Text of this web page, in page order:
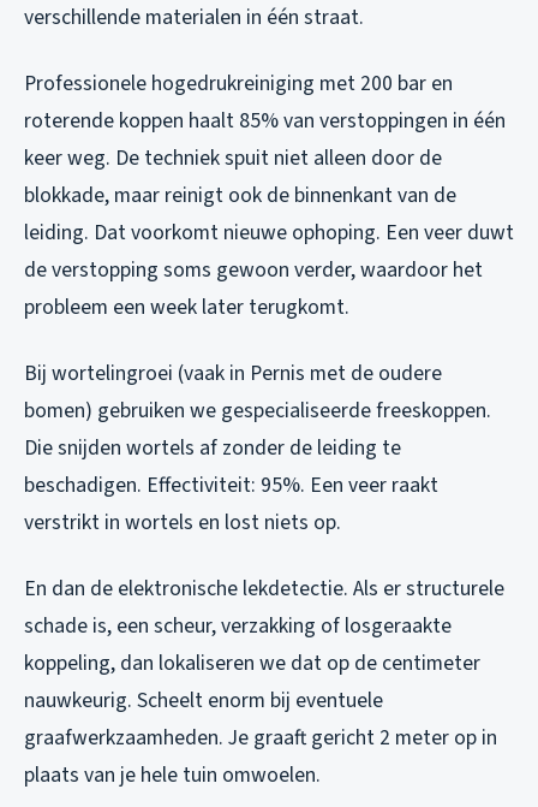
verschillende materialen in één straat.
Professionele hogedrukreiniging met 200 bar en
roterende koppen haalt 85% van verstoppingen in één
keer weg. De techniek spuit niet alleen door de
blokkade, maar reinigt ook de binnenkant van de
leiding. Dat voorkomt nieuwe ophoping. Een veer duwt
de verstopping soms gewoon verder, waardoor het
probleem een week later terugkomt.
Bij wortelingroei (vaak in Pernis met de oudere
bomen) gebruiken we gespecialiseerde freeskoppen.
Die snijden wortels af zonder de leiding te
beschadigen. Effectiviteit: 95%. Een veer raakt
verstrikt in wortels en lost niets op.
En dan de elektronische lekdetectie. Als er structurele
schade is, een scheur, verzakking of losgeraakte
koppeling, dan lokaliseren we dat op de centimeter
nauwkeurig. Scheelt enorm bij eventuele
graafwerkzaamheden. Je graaft gericht 2 meter op in
plaats van je hele tuin omwoelen.